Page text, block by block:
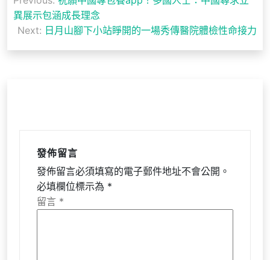
章
導
覽
異展示包涵成長理念
Next: 日月山腳下小站睜開的一場秀傳醫院體檢性命接力
發佈留言
發佈留言必須填寫的電子郵件地址不會公開。
必填欄位標示為 *
留言 *